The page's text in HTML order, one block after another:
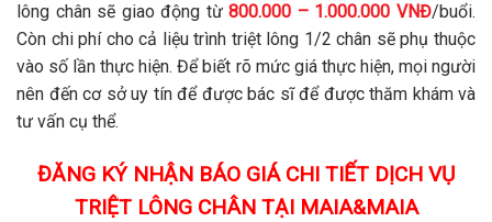
lông chân sẽ giao động từ800.000 – 1.000.000 VNĐ/buổi.
Còn chi phí cho cả liệu trình triệt lông 1/2 chân sẽ phụ thuộc
vào số lần thực hiện. Để biết rõ mức giá thực hiện, mọi người
nên đến cơ sở uy tín để được bác sĩ để được thăm khám và
tư vấn cụ thể.
ĐĂNG KÝ NHẬN BÁO GIÁ CHI TIẾT DỊCH VỤ
TRIỆT LÔNG CHÂN TẠI MAIA&MAIA